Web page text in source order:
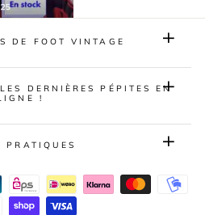
DE FOOT VINTAGE
DERNIÈRES PÉPITES EN
!
PRATIQUES